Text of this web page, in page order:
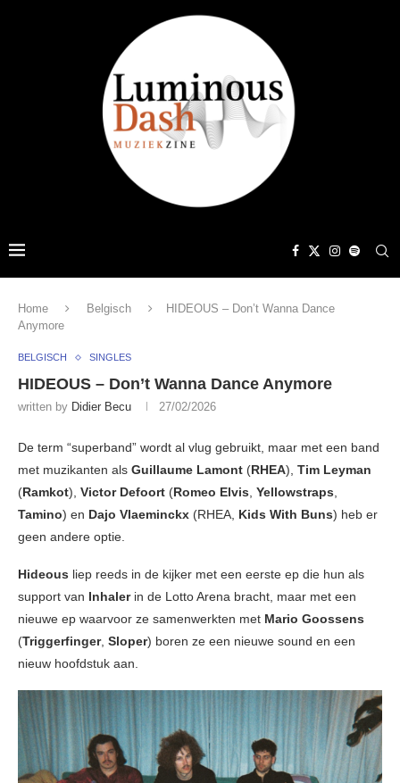
Home Belgisch
HIDEOUS – Don’t Wanna Dance
Anymore
BELGISCH SINGLES
HIDEOUS – Don’t Wanna Dance Anymore
written by Didier Becu 27/02/2026
De term “superband” wordt al vlug gebruikt, maar met een band
met muzikanten als Guillaume Lamont (RHEA), Tim Leyman
(Ramkot), Victor Defoort (Romeo Elvis, Yellowstraps,
Tamino) en Dajo Vlaeminckx (RHEA, Kids With Buns) heb er
geen andere optie.
Hideous liep reeds in de kijker met een eerste ep die hun als
support van Inhaler in de Lotto Arena bracht, maar met een
nieuwe ep waarvoor ze samenwerkten met Mario Goossens
(Triggerfinger, Sloper) boren ze een nieuwe sound en een
nieuw hoofdstuk aan.